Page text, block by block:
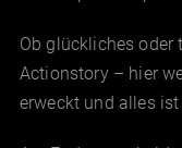
Ob glückliches oder
Actionstory – hier
erweckt und alles